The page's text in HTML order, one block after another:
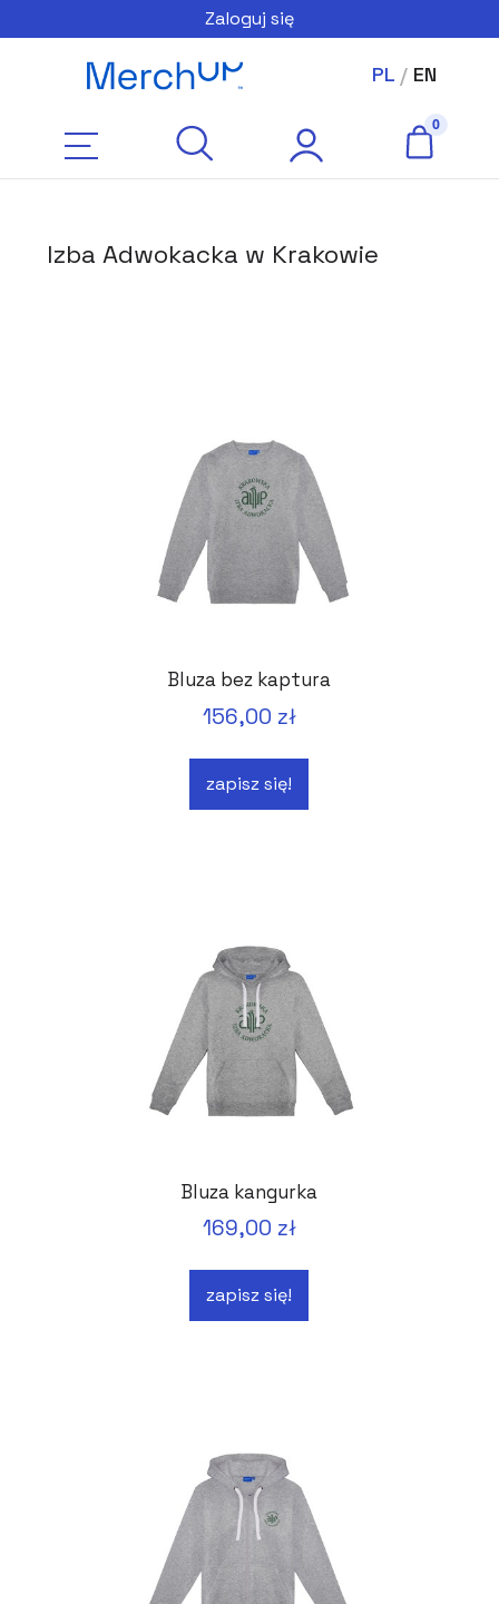
Zaloguj się
PL/ EN
Izba Adwokacka w Krakowie
Bluza bez kaptura
156,00 zł
zapisz się!
Bluza kangurka
169,00 zł
zapisz się!